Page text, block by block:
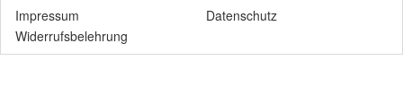
Impressum
Datenschutz
Widerrufsbelehrung